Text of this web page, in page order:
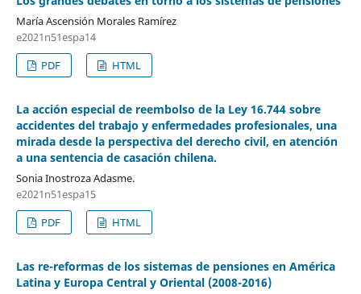
María Ascensión Morales Ramírez
e2021n51espa14
PDF
HTML
La acción especial de reembolso de la Ley 16.744 sobre
accidentes del trabajo y enfermedades profesionales, una
mirada desde la perspectiva del derecho civil, en atención
a una sentencia de casación chilena.
Sonia Inostroza Adasme.
e2021n51espa15
PDF
HTML
Las re-reformas de los sistemas de pensiones en América
Latina y Europa Central y Oriental (2008-2016)